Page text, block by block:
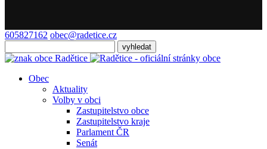
605827162 obec@radetice.cz
Obec
Aktuality
Volby v obci
Zastupitelstvo obce
Zastupitelstvo kraje
Parlament ČR
Senát